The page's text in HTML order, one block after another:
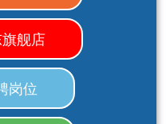
舰店
岗位